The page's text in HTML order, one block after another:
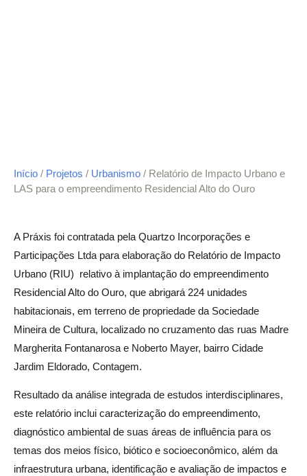
Início / Projetos / Urbanismo / Relatório de Impacto Urbano e
LAS para o empreendimento Residencial Alto do Ouro
A Práxis foi contratada pela Quartzo Incorporações e
Participações Ltda para elaboração do Relatório de Impacto
Urbano (RIU) relativo à implantação do empreendimento
Residencial Alto do Ouro, que abrigará 224 unidades
habitacionais, em terreno de propriedade da Sociedade
Mineira de Cultura, localizado no cruzamento das ruas Madre
Margherita Fontanarosa e Noberto Mayer, bairro Cidade
Jardim Eldorado, Contagem.
Resultado da análise integrada de estudos interdisciplinares,
este relatório inclui caracterização do empreendimento,
diagnóstico ambiental de suas áreas de influência para os
temas dos meios físico, biótico e socioeconômico, além da
infraestrutura urbana, identificação e avaliação de impactos e